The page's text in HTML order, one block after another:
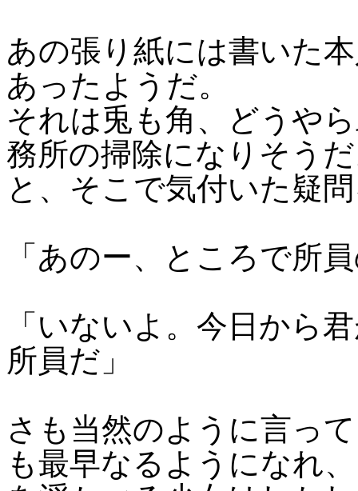
あの張り紙には書いた
あったようだ。
それは兎も角、どうや
務所の掃除になりそう
と、そこで気付いた疑
「あのー、ところで所
「いないよ。今日から
所員だ」
さも当然のように言っ
も最早なるようになれ